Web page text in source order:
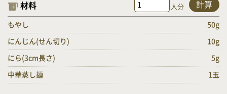
材料 人分 計算
もやし 50g
にんじん(せん切り) 10g
にら(3cm長さ) 5g
中華蒸し麺 1玉